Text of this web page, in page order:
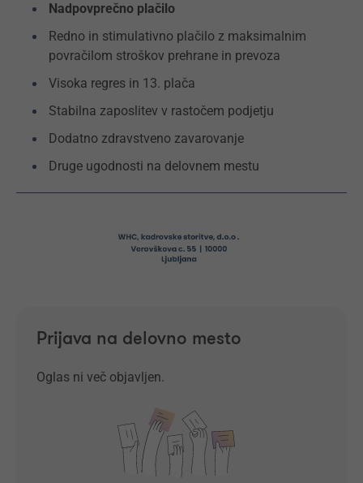
Nadpovprečno plačilo
Redno in stimulativno plačilo z maksimalnim
povračilom stroškov prehrane in prevoza
Visoka regres in 13. plača
Stabilna zaposlitev v rastočem podjetju
Dodatno zdravstveno zavarovanje
Druge ugodnosti na delovnem mestu
Prijava na delovno mesto
Oglas ni več objavljen.